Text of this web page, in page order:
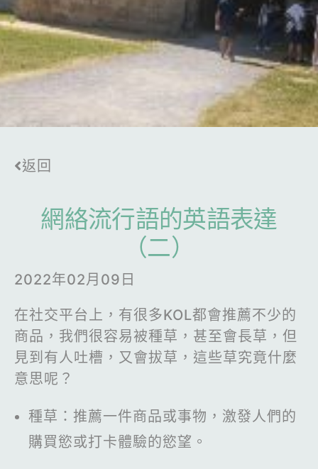
返回
網絡流行語的英語表達
（二）
2022年02月09日
在社交平台上，有很多KOL都會推薦不少的
商品，我們很容易被種草，甚至會長草，但
見到有人吐槽，又會拔草，這些草究竟什麼
意思呢？
種草：推薦一件商品或事物，激發人們的
購買慾或打卡體驗的慾望。